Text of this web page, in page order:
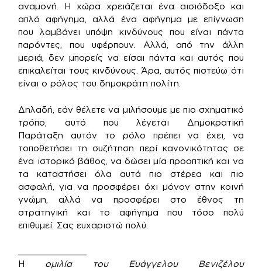
αναμονή. Η χώρα χρειάζεται ένα αισιόδοξο και
απλό αφήγημα, αλλά ένα αφήγημα με επίγνωση
που λαμβάνει υπόψη κινδύνους που είναι πάντα
παρόντες, που υφέρπουν. Αλλά, από την άλλη
μεριά, δεν μπορείς να είσαι πάντα και αυτός που
επικαλείται τους κινδύνους. Άρα, αυτός πιστεύω ότι
είναι ο ρόλος του δημοκράτη πολίτη.
Δηλαδή, εάν θέλετε να μιλήσουμε με πιο σχηματικό
τρόπο, αυτό που λέγεται Δημοκρατική
Παράταξη αυτόν το ρόλο πρέπει να έχει, να
τοποθετήσει τη συζήτηση περί κανονικότητας σε
ένα ιστορικό βάθος, να δώσει μία προοπτική και να
τα καταστήσει όλα αυτά πιο στέρεα και πιο
ασφαλή, για να προσφέρει όχι μόνον στην κοινή
γνώμη, αλλά να προσφέρει στο έθνος τη
στρατηγική και το αφήγημα που τόσο πολύ
επιθυμεί. Σας ευχαριστώ πολύ.
Η ομιλία του Ευάγγελου Βενιζέλου